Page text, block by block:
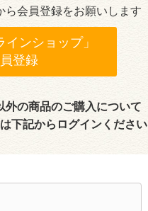
ら会員登録をお願いします
インショップ」
登録
外の商品のご購入について
下記からログインください